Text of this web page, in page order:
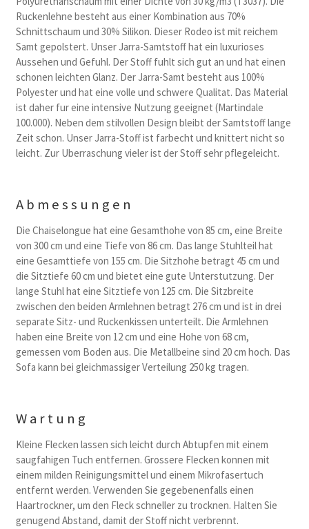
Ruckenlehne besteht aus einer Kombination aus 70%
Schnittschaum und 30% Silikon. Dieser Rodeo ist mit reichem
Samt gepolstert. Unser Jarra-Samtstoff hat ein luxurioses
Aussehen und Gefuhl. Der Stoff fuhlt sich gut an und hat einen
schonen leichten Glanz. Der Jarra-Samt besteht aus 100%
Polyester und hat eine volle und schwere Qualitat. Das Material
ist daher fur eine intensive Nutzung geeignet (Martindale
100.000). Neben dem stilvollen Design bleibt der Samtstoff lange
Zeit schon. Unser Jarra-Stoff ist farbecht und knittert nicht so
leicht. Zur Uberraschung vieler ist der Stoff sehr pflegeleicht.
Abmessungen
Die Chaiselongue hat eine Gesamthohe von 85 cm, eine Breite
von 300 cm und eine Tiefe von 86 cm. Das lange Stuhlteil hat
eine Gesamttiefe von 155 cm. Die Sitzhohe betragt 45 cm und
die Sitztiefe 60 cm und bietet eine gute Unterstutzung. Der
lange Stuhl hat eine Sitztiefe von 125 cm. Die Sitzbreite
zwischen den beiden Armlehnen betragt 276 cm und ist in drei
separate Sitz- und Ruckenkissen unterteilt. Die Armlehnen
haben eine Breite von 12 cm und eine Hohe von 68 cm,
gemessen vom Boden aus. Die Metallbeine sind 20 cm hoch. Das
Sofa kann bei gleichmassiger Verteilung 250 kg tragen.
Wartung
Kleine Flecken lassen sich leicht durch Abtupfen mit einem
saugfahigen Tuch entfernen. Grossere Flecken konnen mit
einem milden Reinigungsmittel und einem Mikrofasertuch
entfernt werden. Verwenden Sie gegebenenfalls einen
Haartrockner, um den Fleck schneller zu trocknen. Halten Sie
genugend Abstand, damit der Stoff nicht verbrennt.